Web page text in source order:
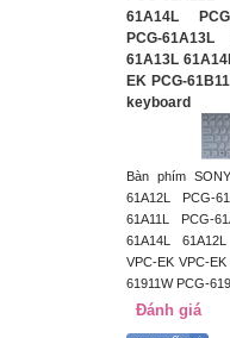
61A14L
PCG-
61A13L
EK PCG-
keyboard
Bàn phím
61A12L PCG-
61A11L PCG-
61A14L
VPC-EK VPC-
61911W PCG-
Đánh giá